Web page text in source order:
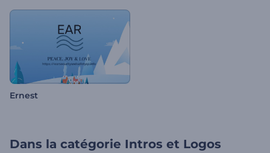
Ernest
Dans la catégorie Intros et Logos